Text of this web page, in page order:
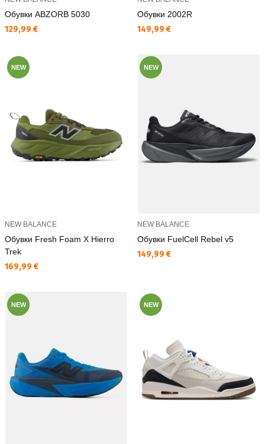
Обувки ABZORB 5030
Текуща цена:
129,99 €
Обувки 2002R
Текуща цена:
149,99 €
NEW
NEW BALANCE
Обувки Fresh Foam X Hierro
Trek
Текуща цена:
169,99 €
NEW
NEW BALANCE
Обувки FuelCell Rebel v5
Текуща цена:
149,99 €
NEW NEW